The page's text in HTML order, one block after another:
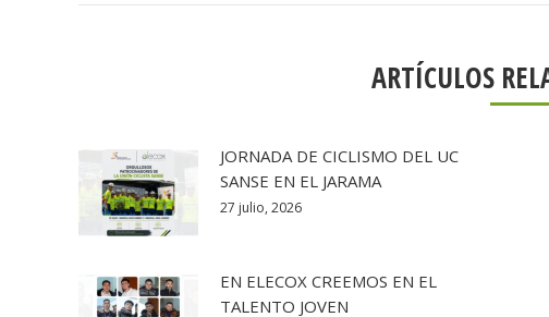
ARTÍCULOS
JORNADA DE CICLISMO DEL UC
SANSE EN EL JARAMA
27 julio, 2026
EN ELECOX CREEMOS EN EL
TALENTO JOVEN